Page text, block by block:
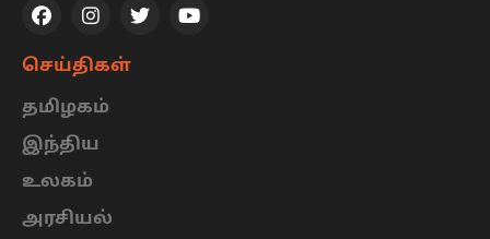
செய்திகள்
தமிழகம்
இந்திய
உலகம்
அரசியல்